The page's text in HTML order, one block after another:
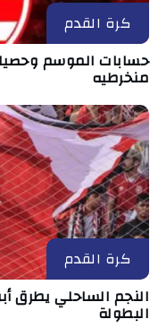
كرة القدم
حسابات الموسم
منخرطيه
كرة القدم
النجم الساحلي يطرق
البطولة